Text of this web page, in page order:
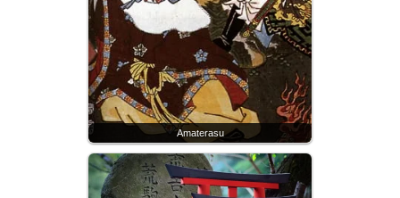
Amaterasu